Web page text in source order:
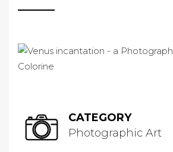
CATEGORY
Photographic Art